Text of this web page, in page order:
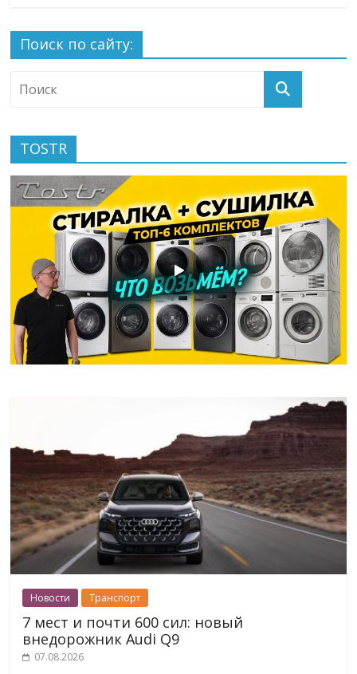
Поиск по сайту:
TOSTR
Новости Транспорт
7 мест и почти 600 сил: новый
внедорожник Audi Q9
07.08.2026